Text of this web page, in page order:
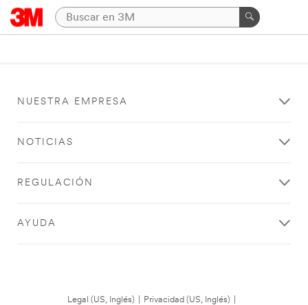
NUESTRA EMPRESA
NOTICIAS
REGULACIÓN
AYUDA
Legal (US, Inglés) Privacidad (US, Inglés)